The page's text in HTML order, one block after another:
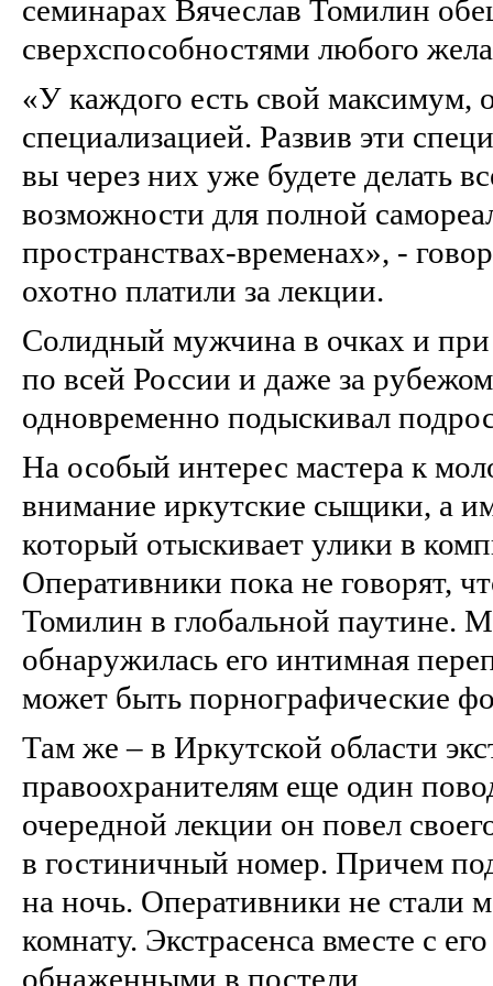
семинарах Вячеслав Томилин
сверхспособностями любого
«У каждого есть свой максимум,
специализацией. Развив эти
вы через них уже будете делать
возможности для полной
пространствах-временах», -
охотно платили за лекции.
Солидный мужчина в очках и при
по всей России и даже за
одновременно подыскивал
На особый интерес мастера к
внимание иркутские сыщики, а
который отыскивает улики в
Оперативники пока не говорят,
Томилин в глобальной паутине.
обнаружилась его интимная
может быть порнографические
Там же – в Иркутской области
правоохранителям еще один
очередной лекции он повел
в гостиничный номер. Причем
на ночь. Оперативники не стали
комнату. Экстрасенса вместе с
обнаженными в постели.